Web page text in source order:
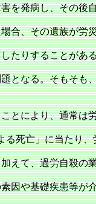
を発病し、その後
合、その遺族が労
たりすることがあ
となる。そもそも
とにより、通常は
る死亡」に当たり、
えて、過労自殺の
因や基礎疾患等が